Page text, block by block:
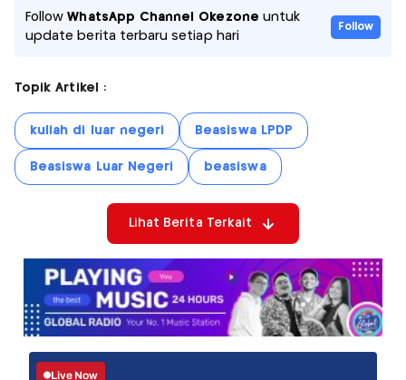
FollowWhatsApp Channel Okezone untuk
update berita terbaru setiap hari
Follow
Topik Artikel :
kuliah di luar negeri Beasiswa LPDP
Beasiswa Luar Negeri beasiswa
Lihat Berita Terkait
Live Now